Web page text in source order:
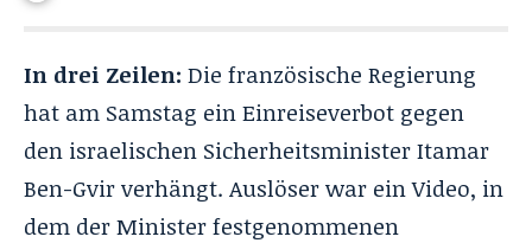
In drei Zeilen: Die französische Regierung
hat am Samstag ein Einreiseverbot gegen
den israelischen Sicherheitsminister Itamar
Ben-Gvir verhängt. Auslöser war ein Video, in
dem der Minister festgenommenen